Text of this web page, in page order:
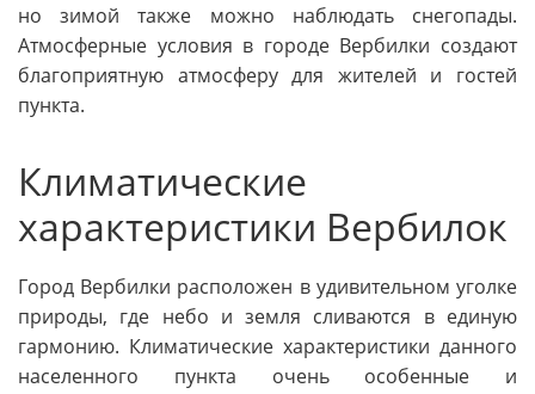
но зимой также можно наблюдать снегопады.
Атмосферные условия в городе Вербилки создают
благоприятную атмосферу для жителей и гостей
пункта.
Климатические
характеристики Вербилок
Город Вербилки расположен в удивительном уголке
природы, где небо и земля сливаются в единую
гармонию. Климатические характеристики данного
населенного пункта очень особенные и